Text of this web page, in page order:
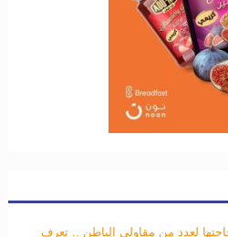
لعدد من مقاولي الباطن .. تعرف